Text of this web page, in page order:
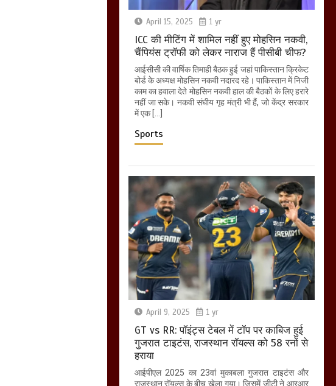
April 15, 2025 1 yr
ICC की मीटिंग में शामिल नहीं हुए मोहसिन नकवी,
चैंपियंस ट्रॉफी को लेकर नाराज हैं पीसीबी चीफ?
आईसीसी की वार्षिक तिमाही बैठक हुई जहां पाकिस्तान क्रिकेट
बोर्ड के अध्यक्ष मोहसिन नकवी नदारद रहे। पाकिस्तान में निजी
काम का हवाला देते मोहसिन नकवी हाल की बैठकों के लिए हरारे
नहीं जा सके। नकवी संघीय गृह मंत्री भी हैं, जो केंद्र सरकार
में एक […]
Sports
April 9, 2025 1 yr
GT vs RR: पॉइंट्स टेबल में टॉप पर काबिज हुई
गुजरात टाइटंस, राजस्थान रॉयल्स को 58 रनों से
हराया
आईपीएल 2025 का 23वां मुकाबला गुजरात टाइटंस और
राजस्थान रॉयल्स के बीच खेला गया। जिसमें जीटी ने आरआर